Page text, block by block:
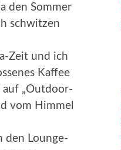
den Sommer
schwitzen
Zeit und ich
Kaffee
auf „Outdoor-
vom Himmel
den Lounge-